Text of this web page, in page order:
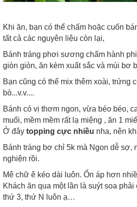
Khi ăn, bạn có thể chấm hoặc cuốn
tất cả các nguyên liệu còn lại,
Bánh tráng phơi sương chấm hành
giòn giòn, ăn kèm xuất sắc và mùi bơ
Bạn cũng có thể mix thêm xoài, trứng
bò...v.v....
Bánh có vị thơm ngon, vừa béo béo,
muối, mềm mềm rất lạ miệng , ăn 1
Ở đây topping cực nhiều nha, nên
Bánh tráng bơ chỉ 5k mà Ngon dễ sợ,
nghiện rồi.
Mê chữ ê kéo dài luôn. Ổn áp hơn
Khách ăn qua một lần là suýt soa
thứ 3, thứ N luôn ạ…